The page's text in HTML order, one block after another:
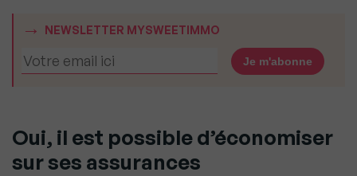
NEWSLETTER MYSWEETIMMO
Oui, il est possible d’économiser
sur ses assurances